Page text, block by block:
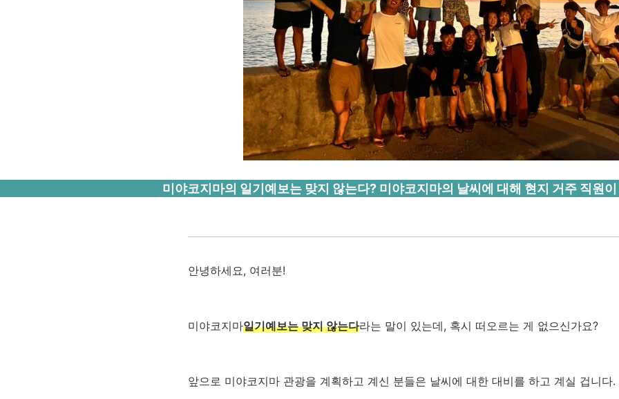
미야코지마의 일기예보는 맞지 않는다? 미야코지마의 날씨에 대해 현지 거주 직원
안녕하세요, 여러분!
미야코지마일기예보는 맞지 않는다라는 말이 있는데, 혹시 떠오르는 게 없으신가요?
앞으로 미야코지마 관광을 계획하고 계신 분들은 날씨에 대한 대비를 하고 계실 겁니다.